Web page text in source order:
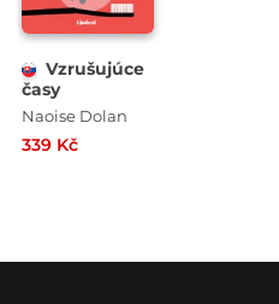
Vzrušujúce
časy
Naoise Dolan
339 Kč